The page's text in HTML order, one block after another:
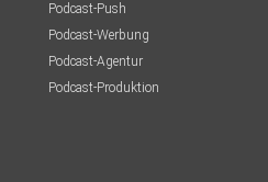
Podcast-Push
Podcast-Werbung
Podcast-Agentur
Podcast-Produktion